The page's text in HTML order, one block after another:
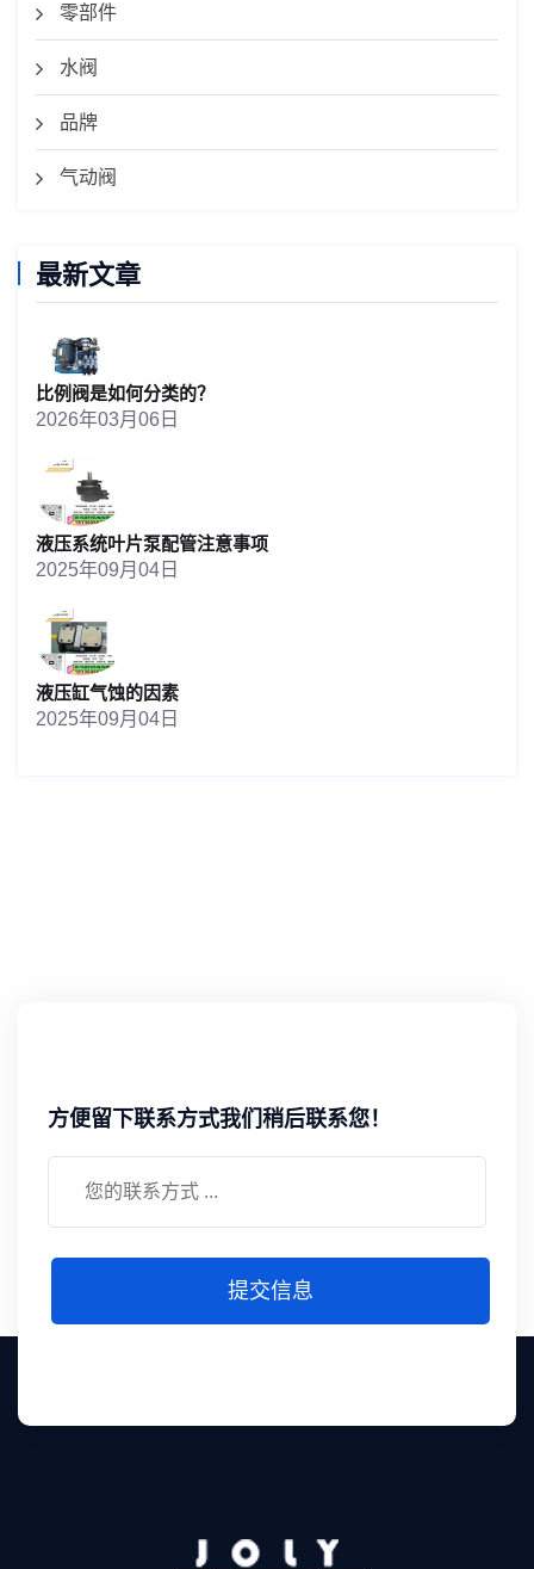
零部件
水阀
品牌
气动阀
最新文章
比例阀是如何分类的？
2026年03月06日
液压系统叶片泵配管注意事项
2025年09月04日
液压缸气蚀的因素
2025年09月04日
方便留下联系方式我们稍后联系您！
提交信息